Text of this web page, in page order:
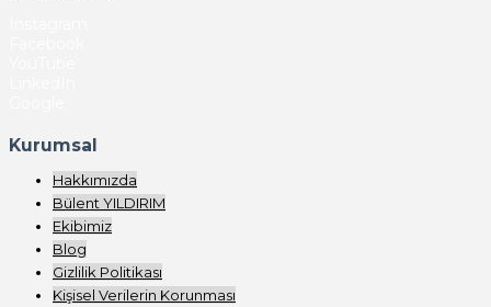
Kurumsal
Hakkımızda
Bülent YILDIRIM
Ekibimiz
Blog
Gizlilik Politikası
Kişisel Verilerin Korunması